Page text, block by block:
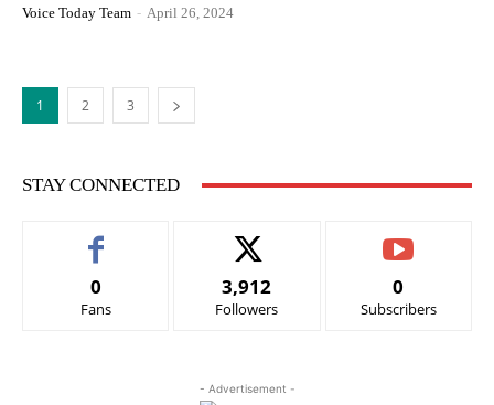
Voice Today Team - April 26, 2024
1 2 3
STAY CONNECTED
0
Fans
3,912
Followers
0
Subscribers
- Advertisement -